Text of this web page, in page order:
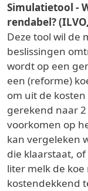
Simulatietool -
rendabel?
Deze tool wil de
beslissingen
wordt op een
een (reforme)
om uit de
gerekend naar
voorkomen op
kan vergeleken
die klaarstaat,
liter melk de
kostendekkend